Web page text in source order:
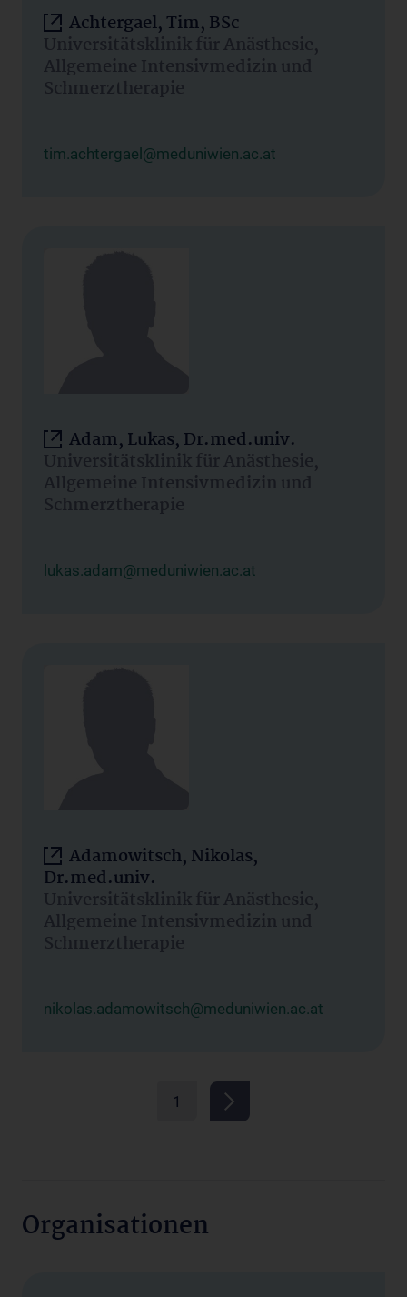
Achtergael, Tim, BSc
Universitätsklinik für Anästhesie,
Allgemeine Intensivmedizin und
Schmerztherapie
tim.achtergael@meduniwien.ac.at
Adam, Lukas, Dr.med.univ.
Universitätsklinik für Anästhesie,
Allgemeine Intensivmedizin und
Schmerztherapie
lukas.adam@meduniwien.ac.at
Adamowitsch, Nikolas,
Dr.med.univ.
Universitätsklinik für Anästhesie,
Allgemeine Intensivmedizin und
Schmerztherapie
nikolas.adamowitsch@meduniwien.ac.at
1
Organisationen